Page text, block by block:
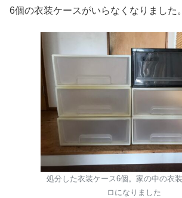
6個の衣装ケースがいらなくなりました。
処分した衣装ケース6個。家の中の衣
ロになりました